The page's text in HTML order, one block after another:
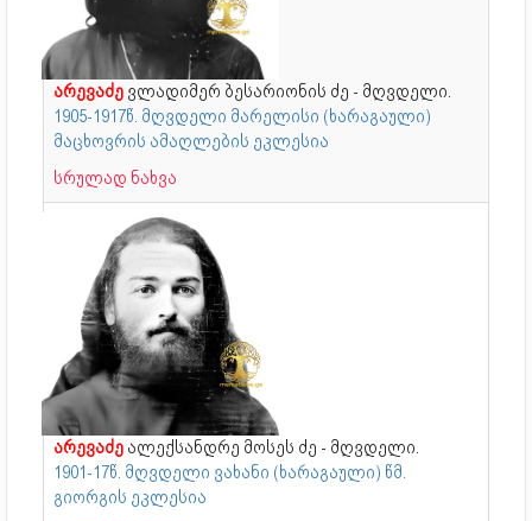
არევაძე ვლადიმერ ბესარიონის ძე - მღვდელი.
1905-1917წ. მღვდელი მარელისი (ხარაგაული)
მაცხოვრის ამაღლების ეკლესია
სრულად ნახვა
არევაძე ალექსანდრე მოსეს ძე - მღვდელი.
1901-17წ. მღვდელი ვახანი (ხარაგაული) წმ.
გიორგის ეკლესია